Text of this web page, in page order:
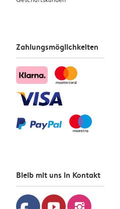
Zahlungsmöglichkeiten
Bleib mit uns in Kontakt